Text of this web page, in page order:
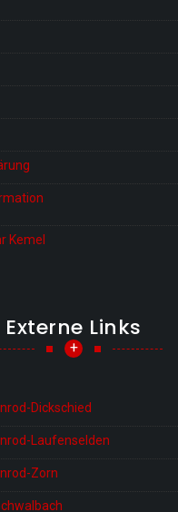
Kemel
Externe Links
+
Dickschied
Laufenselden
Zorn